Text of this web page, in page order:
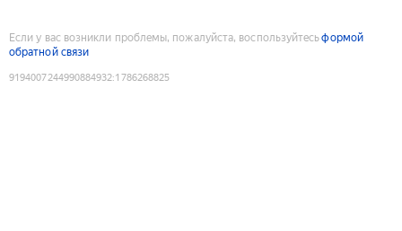
Если у вас возникли проблемы, пожалуйста, воспользуйтесьформой
обратной связи
9194007244990884932:1786268825